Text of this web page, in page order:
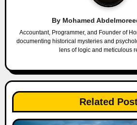
g
t
i
o
By Mohamed
Accountant, Programmer, and Founder of
documenting historical mysteries and
lens of logic and meticulous
Related